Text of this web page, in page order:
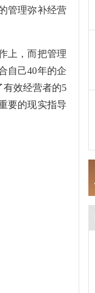
管理弥补经营
上，而把管理
自己40年的企
效经营者的5
要的现实指导